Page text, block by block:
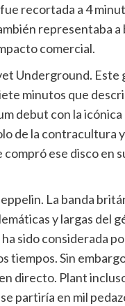
recortada a 4
representaba a
comercial.
Underground. Este
minutos que
debut con la
de la contracultura
ese disco en
La banda
y largas del
sido considerada
tiempos. Sin
directo. Plant
partiría en mil